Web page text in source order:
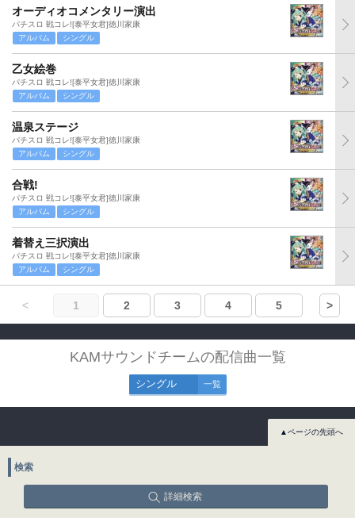
オーディオコメンタリー演出
パチスロ 戦コレ![泰平女君]徳川家康
アルバム
シングル
乙女絵巻
パチスロ 戦コレ![泰平女君]徳川家康
アルバム
シングル
温泉ステージ
パチスロ 戦コレ![泰平女君]徳川家康
アルバム
シングル
合戦!
パチスロ 戦コレ![泰平女君]徳川家康
アルバム
シングル
着替え三択演出
パチスロ 戦コレ![泰平女君]徳川家康
アルバム
シングル
< 1 2 3 4 5 >
KAMサウンドチームの配信曲一覧
シングル 一覧
▲ページの先頭へ
検索
詳細検索